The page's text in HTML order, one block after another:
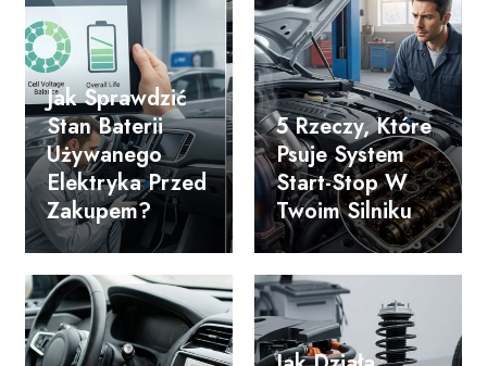
Jak Sprawdzić
Stan Baterii
Używanego
Elektryka Przed
Zakupem?
5 Rzeczy, Które
Psuje System
Start-Stop W
Twoim Silniku